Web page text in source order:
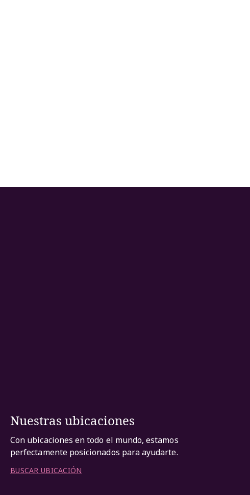
Nuestras ubicaciones
Con ubicaciones en todo el mundo, estamos
perfectamente posicionados para ayudarte.
BUSCAR UBICACIÓN